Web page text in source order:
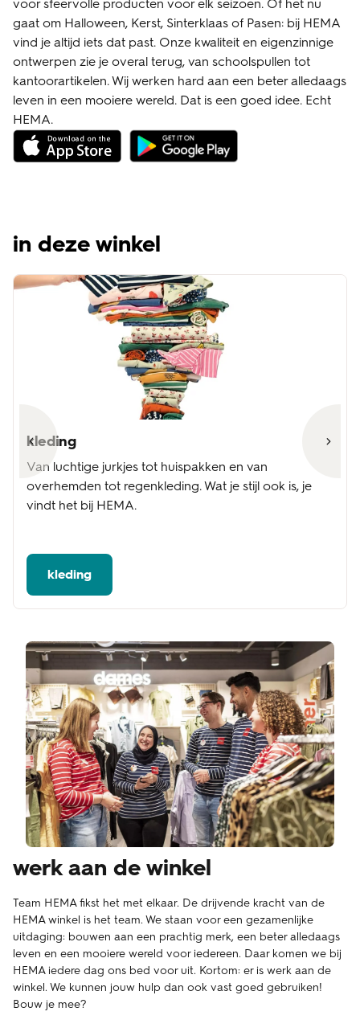
voor sfeervolle producten voor elk seizoen. Of het nu
gaat om Halloween, Kerst, Sinterklaas of Pasen: bij HEMA
vind je altijd iets dat past. Onze kwaliteit en eigenzinnige
ontwerpen zie je overal terug, van schoolspullen tot
kantoorartikelen. Wij werken hard aan een beter alledaags
leven in een mooiere wereld. Dat is een goed idee. Echt
HEMA.
in deze winkel
kleding
Van luchtige jurkjes tot huispakken en van
overhemden tot regenkleding. Wat je stijl ook is, je
vindt het bij HEMA.
kleding
werk aan de winkel
Team HEMA fikst het met elkaar. De drijvende kracht van de
HEMA winkel is het team. We staan voor een gezamenlijke
uitdaging: bouwen aan een prachtig merk, een beter alledaags
leven en een mooiere wereld voor iedereen. Daar komen we bij
HEMA iedere dag ons bed voor uit. Kortom: er is werk aan de
winkel. We kunnen jouw hulp dan ook vast goed gebruiken!
Bouw je mee?